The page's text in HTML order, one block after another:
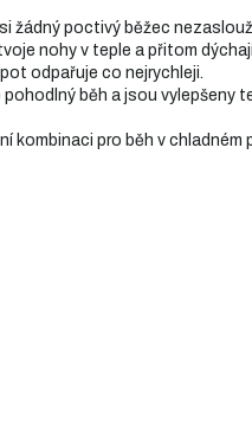
žádný poctivý běžec
nohy v teple a přitom
odpařuje co nejrychleji.
běh a jsou vylepšeny
kombinaci pro běh v chladném